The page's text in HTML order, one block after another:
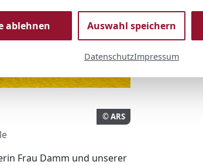
© ARS
Frau Damm und unserer
ablehnen Auswahl speichern
DatenschutzImpressum